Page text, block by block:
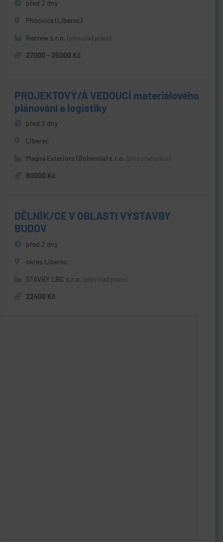
před 2 dny
Příšovice (Liberec)
Recrew s.r.o. (přes úřad práce)
27000 - 35000 Kč
PROJEKTOVÝ/Á VEDOUCÍ materiálového
plánování a logistiky
před 2 dny
Liberec
Magna Exteriors (Bohemia) s.r.o. (přes úřad práce)
80000 Kč
DĚLNÍK/CE V OBLASTI VÝSTAVBY
BUDOV
před 2 dny
okres Liberec
STAVBY LBC s.r.o. (přes úřad práce)
22400 Kč